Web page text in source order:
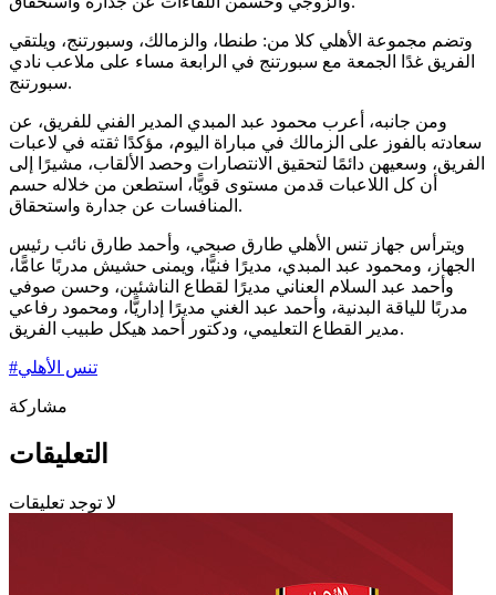
وتضم مجموعة الأهلي كلا من: طنطا، والزمالك، وسبورتنج، ويلتقي
الفريق غدًا الجمعة مع سبورتنج في الرابعة مساء على ملاعب نادي
سبورتنج.
ومن جانبه، أعرب محمود عبد المبدي المدير الفني للفريق، عن
سعادته بالفوز على الزمالك في مباراة اليوم، مؤكدًا ثقته في لاعبات
الفريق، وسعيهن دائمًا لتحقيق الانتصارات وحصد الألقاب، مشيرًا إلى
أن كل اللاعبات قدمن مستوى قويًّا، استطعن من خلاله حسم
المنافسات عن جدارة واستحقاق.
ويترأس جهاز تنس الأهلي طارق صبحي، وأحمد طارق نائب رئيس
الجهاز، ومحمود عبد المبدي، مديرًا فنيًّا، ويمنى حشيش مدربًا عامًّا،
وأحمد عبد السلام العناني مديرًا لقطاع الناشئين، وحسن صوفي
مدربًا للياقة البدنية، وأحمد عبد الغني مديرًا إداريًّا، ومحمود رفاعي
مدير القطاع التعليمي، ودكتور أحمد هيكل طبيب الفريق.
#تنس الأهلي
مشاركة
التعليقات
لا توجد تعليقات